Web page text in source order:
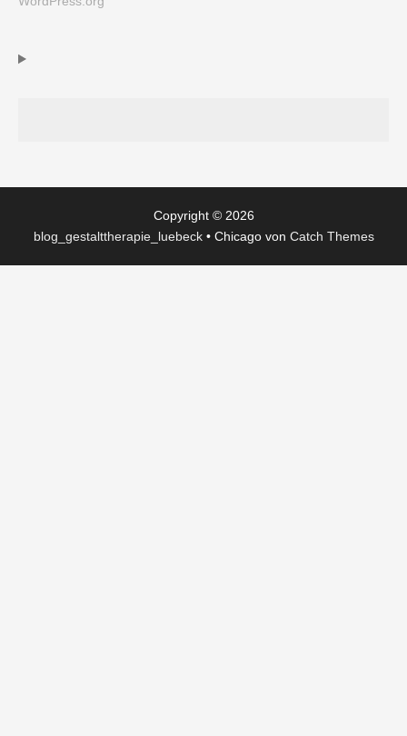
Copyright © 2026
blog_gestalttherapie_luebeck• Chicago von Catch Themes